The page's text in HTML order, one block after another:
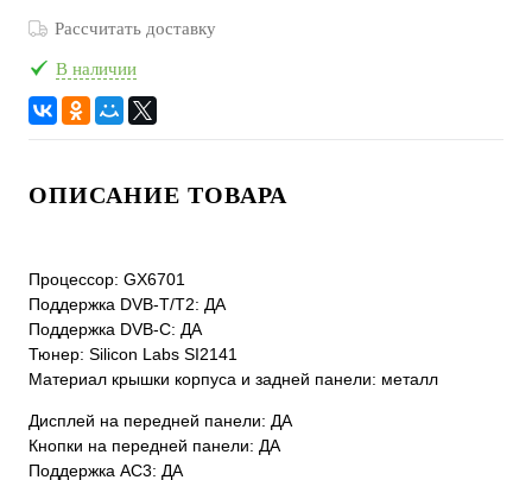
Рассчитать доставку
В наличии
ОПИСАНИЕ ТОВАРА
Процессор: GX6701
Поддержка DVB-T/T2: ДА
Поддержка DVB-C: ДА
Тюнер: Silicon Labs SI2141
Материал крышки корпуса и задней панели: металл
Дисплей на передней панели: ДА
Кнопки на передней панели: ДА
Поддержка АС3: ДА